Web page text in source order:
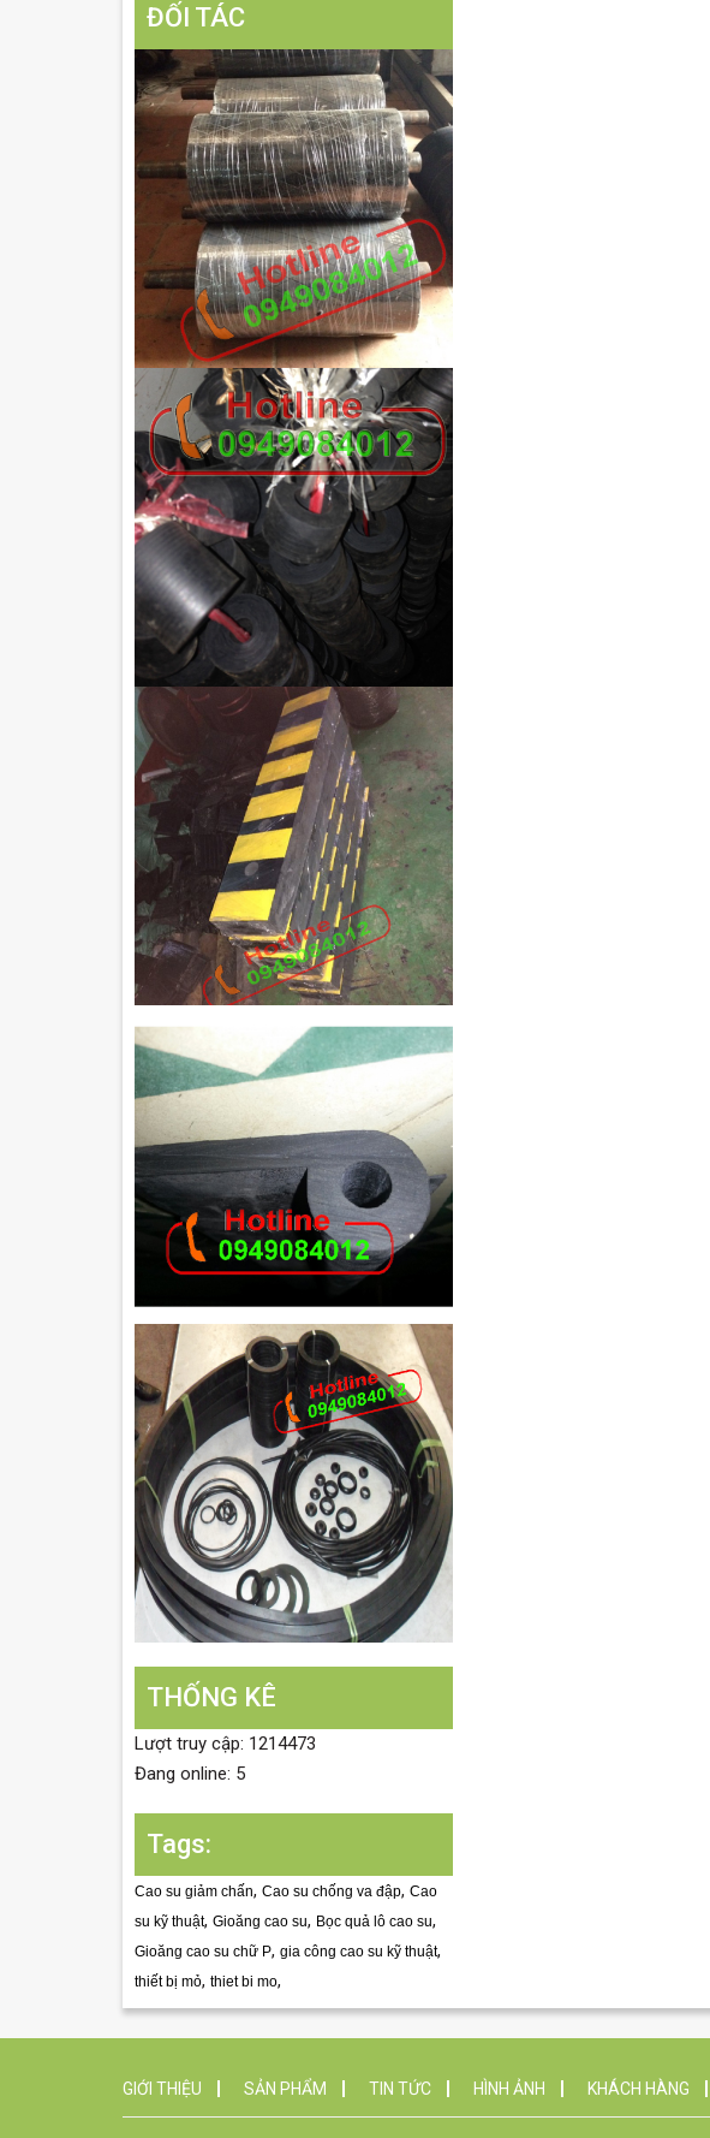
ĐỐI TÁC
THỐNG KÊ
Lượt truy cập: 1214473
Đang online: 5
Tags:
Cao su giảm chấn, Cao su chống va đập, Cao
su kỹ thuật, Gioăng cao su, Bọc quả lô cao su,
Gioăng cao su chữ P, gia công cao su kỹ thuật,
thiết bị mỏ, thiet bi mo,
GIỚI THIỆU SẢN PHẨM TIN TỨC HÌNH ẢNH KHÁCH HÀNG